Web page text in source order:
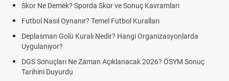
Skor Ne Demek? Sporda Skor ve Sonuç Kavramları
Futbol Nasıl Oynanır? Temel Futbol Kuralları
Deplasman Golü Kuralı Nedir? Hangi Organizasyonlarda
Uygulanıyor?
DGS Sonuçları Ne Zaman Açıklanacak 2026? ÖSYM Sonuç
Tarihini Duyurdu